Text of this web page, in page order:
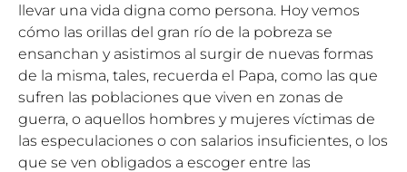
llevar una vida digna como persona. Hoy vemos
cómo las orillas del gran río de la pobreza se
ensanchan y asistimos al surgir de nuevas formas
de la misma, tales, recuerda el Papa, como las que
sufren las poblaciones que viven en zonas de
guerra, o aquellos hombres y mujeres víctimas de
las especulaciones o con salarios insuficientes, o los
que se ven obligados a escoger entre las